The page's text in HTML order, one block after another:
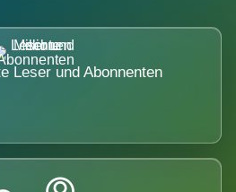
Leser und Abonnenten